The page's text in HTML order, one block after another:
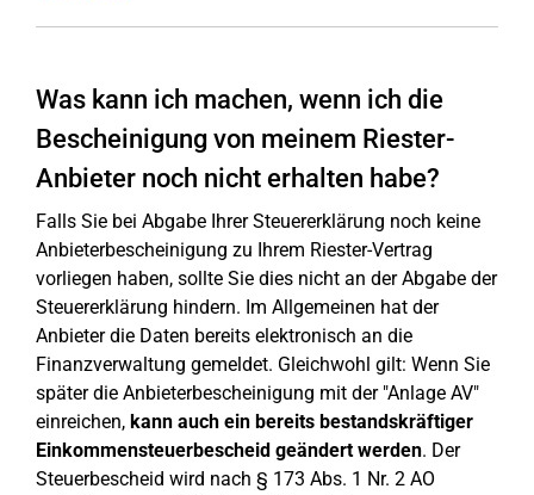
Was kann ich machen, wenn ich die
Bescheinigung von meinem Riester-
Anbieter noch nicht erhalten habe?
Falls Sie bei Abgabe Ihrer Steuererklärung noch keine
Anbieterbescheinigung zu Ihrem Riester-Vertrag
vorliegen haben, sollte Sie dies nicht an der Abgabe der
Steuererklärung hindern. Im Allgemeinen hat der
Anbieter die Daten bereits elektronisch an die
Finanzverwaltung gemeldet. Gleichwohl gilt: Wenn Sie
später die Anbieterbescheinigung mit der "Anlage AV"
einreichen, kann auch ein bereits bestandskräftiger
Einkommensteuerbescheid geändert werden. Der
Steuerbescheid wird nach § 173 Abs. 1 Nr. 2 AO